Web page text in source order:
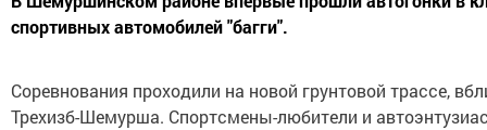
спортивных автомобилей "багги".
Соревнования проходили на новой грунтовой трассе,
Трехизб-Шемурша. Спортсмены-любители и